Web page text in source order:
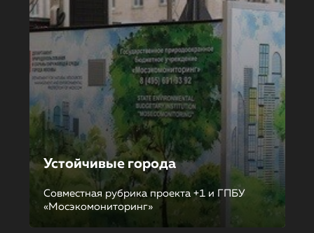
Устойчивые города
Совместная рубрика проекта +1 и ГПБУ
«Мосэкомониторинг»